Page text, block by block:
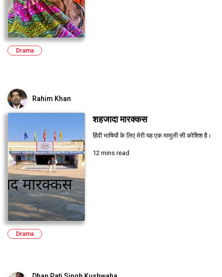
Drama
Rahim Khan
शहजादा मारक्कस
हिंदी भाषियों के लिए मेरी यह एक मामूली सी कोशिश है।
12 mins read
Drama